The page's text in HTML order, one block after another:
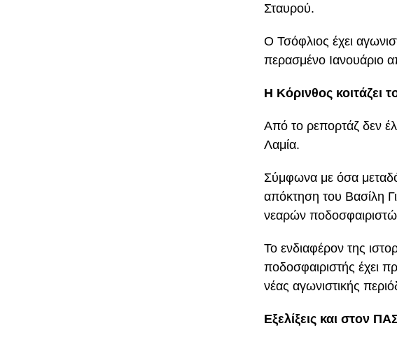
Σταυρού.
Ο Τσόφλιος έχει
περασμένο Ιανουάριο
Η Κόρινθος κοιτάζει
Από το ρεπορτάζ δεν
Λαμία.
Σύμφωνα με όσα
απόκτηση του Βασίλη
νεαρών
Το ενδιαφέρον της
ποδοσφαιριστής έχει
νέας αγωνιστικής
Εξελίξεις και στον